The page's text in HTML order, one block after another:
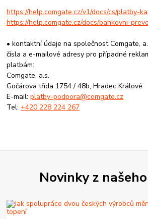
https://help.comgate.cz/v1/docs/cs/platby-
https://help.comgate.cz/docs/bankovni-
• kontaktní údaje na společnost Comgate,
čísla a e-mailové adresy pro případné
platbám:
Comgate, a.s.
Gočárova třída 1754 / 48b, Hradec Králové
E-mail:platby-podpora@comgate.cz
Tel:+420 228 224 267
Novinky z